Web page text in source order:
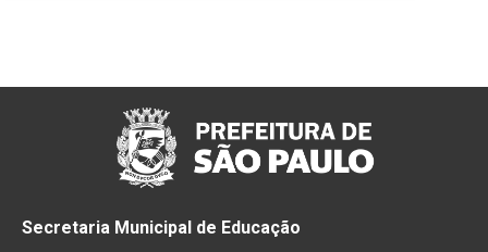
Secretaria Municipal de Educação